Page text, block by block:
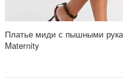
Платье миди с пышными
Maternity